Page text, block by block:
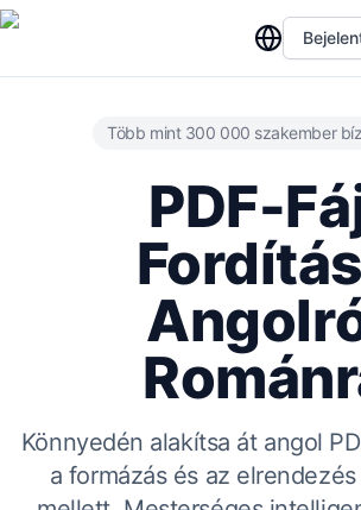
Több mint 300 000 szakember
PDF-
Könnyedén alakítsa át angol
a formázás és az